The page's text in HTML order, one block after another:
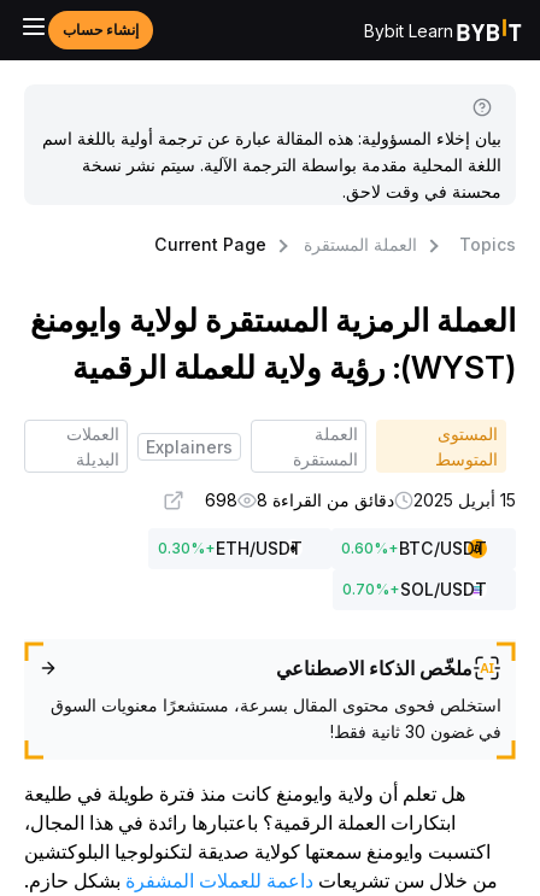
Bybit Learn إنشاء حساب
بيان إخلاء المسؤولية: هذه المقالة عبارة عن ترجمة أولية باللغة اسم
اللغة المحلية مقدمة بواسطة الترجمة الآلية. سيتم نشر نسخة
محسنة في وقت لاحق.
العملة المستقرة Current Page
الرمزية المستقرة لولاية وايومنغ
المستوى
المتوسط
العملة
المستقرة
Explainers
العملات
البديلة
دقائق من القراءة 8 698
BTC/USDT
+
0.60%
ETH/USDT
+
0.30%
SOL/USDT
+
0.70%
ملخّص الذكاء الاصطناعي
استخلص فحوى محتوى المقال بسرعة، مستشعرًا معنويات السوق
في غضون 30 ثانية فقط!
هل تعلم أن ولاية وايومنغ كانت منذ فترة طويلة في طليعة
ابتكارات العملة الرقمية؟ باعتبارها رائدة في هذا المجال،
اكتسبت وايومنغ سمعتها كولاية صديقة لتكنولوجيا البلوكتشين
من خلال سن تشريعاتداعمة للعملات المشفرةبشكل حازم.